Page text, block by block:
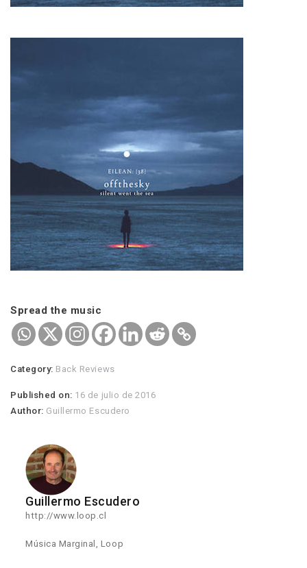
Spread the music
Category: Back Reviews
Published on: 16 de julio de 2016
Author: Guillermo Escudero
Guillermo Escudero
http://www.loop.cl
Música Marginal, Loop